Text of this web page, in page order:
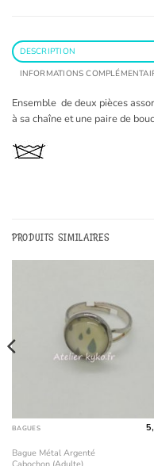
DESCRIPTION
INFORMATIONS
Ensemble de deux pièces
à sa chaîne et une paire de
PRODUITS SIMILAIRES
BAGUES
Bague Métal Argenté